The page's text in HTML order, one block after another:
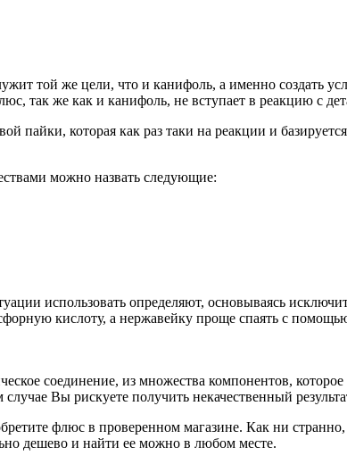
той же цели, что и канифоль, а именно создать
так же как и канифоль, не вступает в реакцию с
пайки, которая как раз таки на реакции и
можно назвать следующие:
использовать определяют, основываясь
кислоту, а нержавейку проще спаять с
соединение, из множества компонентов,
Вы рискуете получить некачественный
флюс в проверенном магазине. Как ни
дешево и найти ее можно в любом месте.